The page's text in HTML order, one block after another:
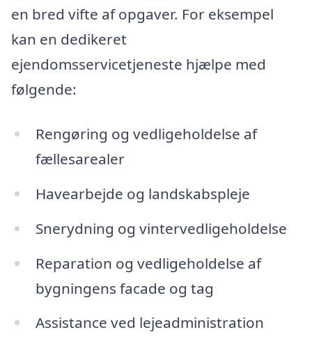
en bred vifte af opgaver. For eksempel
kan en dedikeret
ejendomsservicetjeneste hjælpe med
følgende:
Rengøring og vedligeholdelse af
fællesarealer
Havearbejde og landskabspleje
Snerydning og vintervedligeholdelse
Reparation og vedligeholdelse af
bygningens facade og tag
Assistance ved lejeadministration